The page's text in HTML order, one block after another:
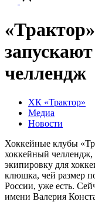
челлендж
ХК «Трактор»
Медиа
Новости
Хоккейные клубы
хоккейный
экипировку для
клюшка, чей размер
России, уже есть.
имени Валерия